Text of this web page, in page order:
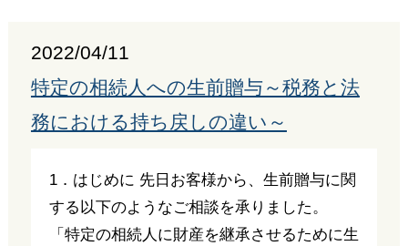
2022/04/11
特定の相続人への生前贈与～税務と法
務における持ち戻しの違い～
1．はじめに 先日お客様から、生前贈与に関
する以下のようなご相談を承りました。
「特定の相続人に財産を継承させるために生